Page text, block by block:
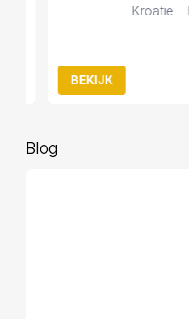
Kroatië -
BEKIJK
Blog